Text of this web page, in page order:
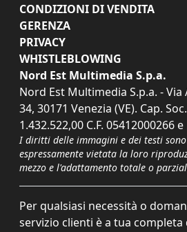
CONDIZIONI DI VENDITA
GERENZA
PRIVACY
WHISTLEBLOWING
Nord Est Multimedia S.p.a.
Nord Est Multimedia S.p.a. -
34, 30171 Venezia (VE). Cap.
1.432.522,00 C.F. 05412000266 e
I diritti delle immagini e dei testi
espressamente vietata la loro
mezzo e l'adattamento totale o
Per qualsiasi necessità o
servizio clienti è a tua completa